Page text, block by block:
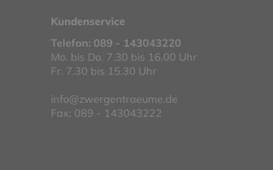
Kundenservice
Telefon: 089 - 143043220
Mo. bis Do. 7.30 bis 16.00 Uhr
Fr. 7.30 bis 15.30 Uhr
info@zwergentraeume.de
Fax: 089 - 143043222